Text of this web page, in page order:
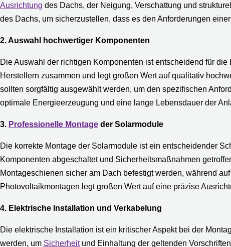
Ausrichtung des Dachs, der Neigung, Verschattung und
des Dachs, um sicherzustellen, dass es den Anforderungen
2. Auswahl hochwertiger Komponenten
Die Auswahl der richtigen Komponenten ist entscheidend für
Herstellern zusammen und legt großen Wert auf qualitativ
sollten sorgfältig ausgewählt werden, um den spezifischen
optimale Energieerzeugung und eine lange Lebensdauer der
3. Professionelle Montage der Solarmodule
Die korrekte Montage der Solarmodule ist ein entscheidender
Komponenten abgeschaltet und Sicherheitsmaßnahmen
Montageschienen sicher am Dach befestigt werden, während
Photovoltaikmontagen legt großen Wert auf eine präzise
4. Elektrische Installation und Verkabelung
Die elektrische Installation ist ein kritischer Aspekt bei der
werden, um Sicherheitund Einhaltung der geltenden